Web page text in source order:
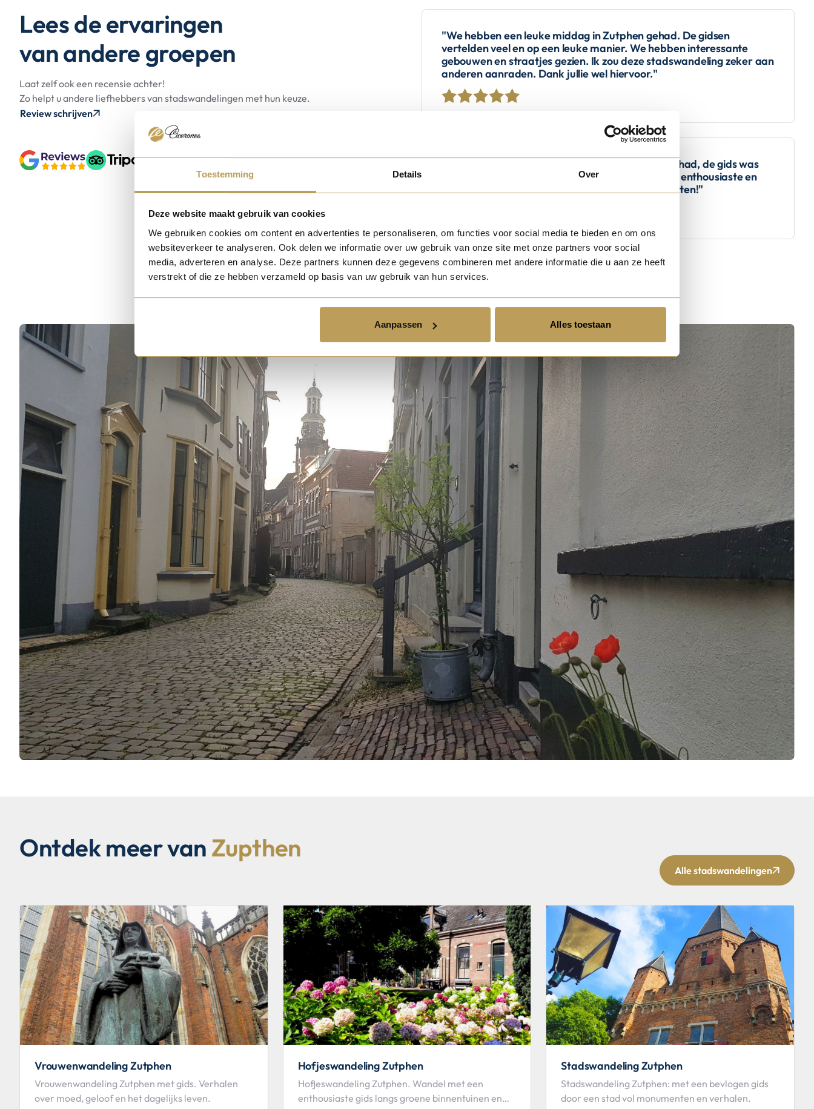
Toestemming Details Over
Deze website maakt gebruik van cookies
We gebruiken cookies om content en advertenties te personaliseren, om functies voor social media te bieden en om ons
websiteverkeer te analyseren. Ook delen we informatie over uw gebruik van onze site met onze partners voor social
media, adverteren en analyse. Deze partners kunnen deze gegevens combineren met andere informatie die u aan ze heeft
verstrekt of die ze hebben verzameld op basis van uw gebruik van hun services.
Aanpassen Alles toestaan
Lees de ervaringen
van andere groepen
Laat zelf ook een recensie achter!
Zo helpt u andere liefhebbers van stadswandelingen met hun keuze.
Review schrijven
"We hebben een leuke middag in Zutphen gehad. De gidsen
vertelden veel en op een leuke manier. We hebben interessante
gebouwen en straatjes gezien. Ik zou deze stadswandeling zeker aan
anderen aanraden. Dank jullie wel hiervoor."
"Wij hebben een fantastische stadswandeling gehad, de gids was
erg goed, zij had veel kennis en bracht het op een enthousiaste en
onderhoudende manier. Kortom wij hebben genoten!"
Ontdek meer van Zupthen
Alle stadswandelingen
Vrouwenwandeling Zutphen
Vrouwenwandeling Zutphen met gids. Verhalen
over moed, geloof en het dagelijks leven.
Hofjeswandeling Zutphen
Hofjeswandeling Zutphen. Wandel met een
enthousiaste gids langs groene binnentuinen en
Stadswandeling Zutphen
Stadswandeling Zutphen: met een bevlogen gids
door een stad vol monumenten en verhalen.